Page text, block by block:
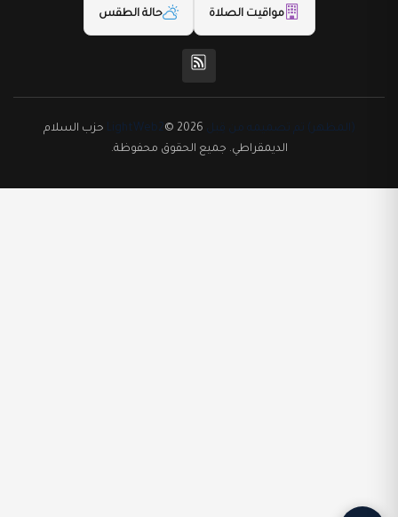
مواقيت الصلاة حالة الطقس
(المظهر) تم تصميمه من قِبل LightWeb2
© 2026 حزب السلام
الديمقراطي. جميع الحقوق محفوظة.